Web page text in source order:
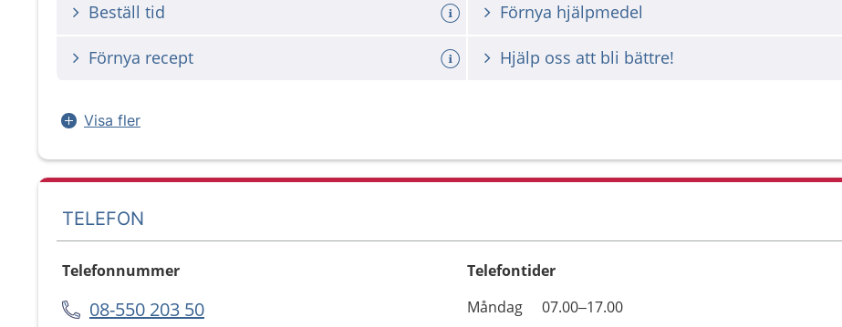
Beställ tid Förnya hjälpmedel
Förnya recept Hjälp oss att bli bättre!
Visa fler
TELEFON
Telefonnummer
08-550 203 50
Telefontider
Dag
Öppettider
Kommentarer
Måndag
07.00–17.00